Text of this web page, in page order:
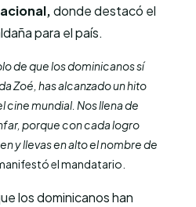
donde destacó el
para el país.
de que los dominicanos sí
Zoé, has alcanzado un hito
cine mundial. Nos llena de
porque con cada logro
y llevas en alto el nombre de
el mandatario.
los dominicanos han